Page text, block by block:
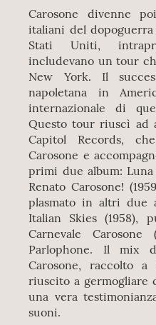
Carosone divenne
italiani del
Stati Uniti,
includevano un tour
New York. Il
napoletana in
internazionale di
Questo tour riuscì ad
Capitol Records,
Carosone e
primi due album: Luna
Renato Carosone!
plasmato in altri due
Italian Skies (1958),
Carnevale Carosone
Parlophone. Il mix
Carosone, raccolto
riuscito a germogliare
una vera
suoni.